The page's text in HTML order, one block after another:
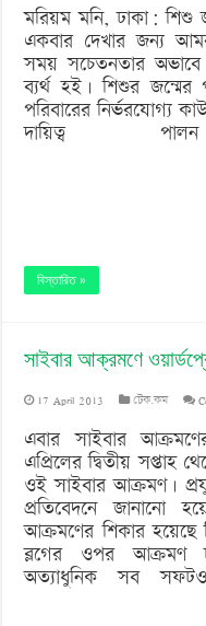
মরিয়ম মনি, ঢাকা:
একবার দেখার জন্য
সময় সচেতনতার
ব্যর্থ হই। শিশুর
পরিবারের নির্ভরযোগ্য
দায়িত্ব
বিস্তারিত »
সাইবার আক্রমণে
17 April 2013 টেক.কম
এবার সাইবার
এপ্রিলের দ্বিতীয় সপ্তাহ
ওই সাইবার আক্রমণ।
প্রতিবেদনে জানানো
আক্রমণের শিকার হয়েছে
ব্লগের ওপর আক্রমণ
অত্যাধুনিক সব